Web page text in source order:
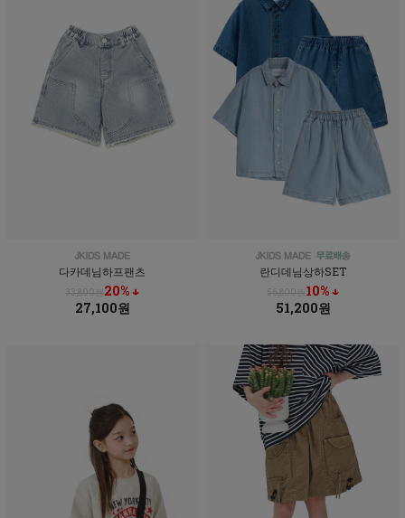
다카데님하프팬츠
33,800원20% ↓
27,100원
란디데님상하SET
56,800원10% ↓
51,200원